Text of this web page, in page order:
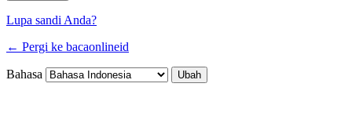
Lupa sandi Anda?
← Pergi ke bacaonlineid
Bahasa